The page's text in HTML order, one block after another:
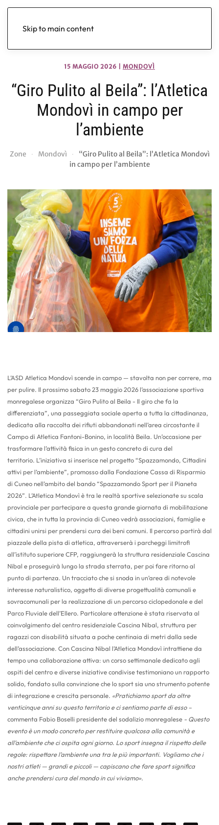
Skip to main content
15 MAGGIO 2026 MONDOVÌ
“Giro Pulito al Beila”: l’Atletica
Mondovì in campo per
l’ambiente
Zone Mondovì
“Giro Pulito al Beila”: l’Atletica Mondovì
in campo per l’ambiente
L’ASD Atletica Mondovì scende in campo — stavolta non per correre, ma
per pulire. Il prossimo sabato 23 maggio 2026 l’associazione sportiva
monregalese organizza “Giro Pulito al Beila - Il giro che fa la
differenziata”, una passeggiata sociale aperta a tutta la cittadinanza,
dedicata alla raccolta dei rifiuti abbandonati nell’area circostante il
Campo di Atletica Fantoni-Bonino, in località Beila. Un’occasione per
trasformare l’attività fisica in un gesto concreto di cura del
territorio. L’iniziativa si inserisce nel progetto “Spazzamondo, Cittadini
attivi per l’ambiente”, promosso dalla Fondazione Cassa di Risparmio
di Cuneo nell’ambito del bando “Spazzamondo Sport per il Pianeta
2026”. L’Atletica Mondovì è tra le realtà sportive selezionate su scala
provinciale per partecipare a questa grande giornata di mobilitazione
civica, che in tutta la provincia di Cuneo vedrà associazioni, famiglie e
cittadini unirsi per prendersi cura dei beni comuni. Il percorso partirà dal
piazzale della pista di atletica, attraverserà i parcheggi limitrofi
all’istituto superiore CFP, raggiungerà la struttura residenziale Cascina
Nibal e proseguirà lungo la strada sterrata, per poi fare ritorno al
punto di partenza. Un tracciato che si snoda in un’area di notevole
interesse naturalistico, oggetto di diverse progettualità comunali e
sovracomunali per la realizzazione di un percorso ciclopedonale e del
Parco Fluviale dell’Ellero. Particolare attenzione è stata riservata al
coinvolgimento del centro residenziale Cascina Nibal, struttura per
ragazzi con disabilità situata a poche centinaia di metri dalla sede
dell’associazione. Con Cascina Nibal l’Atletica Mondovì intrattiene da
tempo una collaborazione attiva: un corso settimanale dedicato agli
ospiti del centro e diverse iniziative condivise testimoniano un rapporto
solido, fondato sulla convinzione che lo sport sia uno strumento potente
di integrazione e crescita personale. «Pratichiamo sport da oltre
venticinque anni su questo territorio e ci sentiamo parte di esso –
commenta Fabio Boselli presidente del sodalizio monregalese - Questo
evento è un modo concreto per restituire qualcosa alla comunità e
all’ambiente che ci ospita ogni giorno. Lo sport insegna il rispetto delle
regole: rispettare l’ambiente una tra le più importanti. Vogliamo che i
nostri atleti — grandi e piccoli — capiscano che fare sport significa
anche prendersi cura del mondo in cui viviamo».